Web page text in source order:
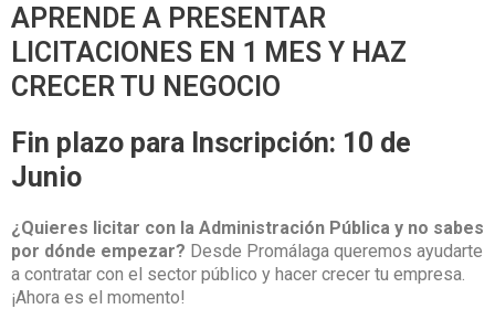
APRENDE A PRESENTAR
LICITACIONES EN 1 MES Y HAZ
CRECER TU NEGOCIO
Fin plazo para Inscripción: 10 de
Junio
¿Quieres licitar con la Administración Pública y no sabes
por dónde empezar? Desde Promálaga queremos ayudarte
a contratar con el sector público y hacer crecer tu empresa.
¡Ahora es el momento!